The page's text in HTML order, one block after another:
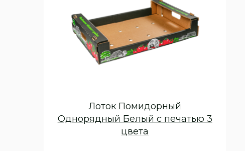
Лоток Помидорный
Однорядный Белый с печатью 3
цвета